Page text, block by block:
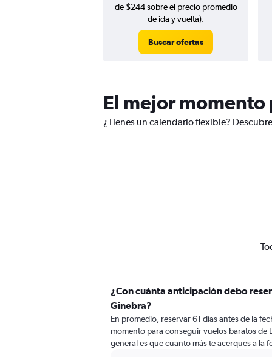
de $244 sobre el precio promedio
de ida y vuelta).
Buscar ofertas
El mejor momento
¿Tienes un calendario flexible?
¿Con cuánta anticipación debo
Ginebra?
En promedio, reservar 61 días antes de la
momento para conseguir vuelos baratos de
general es que cuanto más te acerques a la